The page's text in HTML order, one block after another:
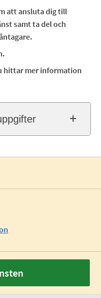
att ansluta dig till
samt ta del och
hittar mer information